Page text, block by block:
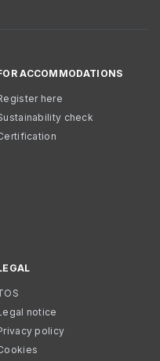
ACCOMMODATIONS
here
check
notice
policy